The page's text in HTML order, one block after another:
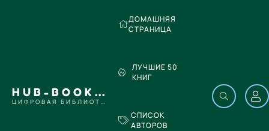
HUB-BOOKS.COM
ЦИФРОВАЯ БИБЛИОТЕКА
ДОМАШНЯЯ
СТРАНИЦА
ЛУЧШИЕ 50
КНИГ
СПИСОК
АВТОРОВ